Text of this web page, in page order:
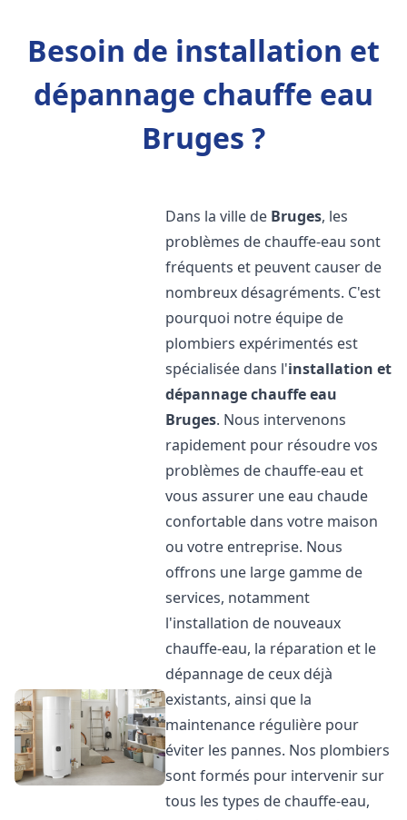
Besoin de installation et
dépannage chauffe eau
Bruges ?
Dans la ville de Bruges, les
problèmes de chauffe-eau sont
fréquents et peuvent causer de
nombreux désagréments. C'est
pourquoi notre équipe de
plombiers expérimentés est
spécialisée dans l'installation et
dépannage chauffe eau
Bruges. Nous intervenons
rapidement pour résoudre vos
problèmes de chauffe-eau et
vous assurer une eau chaude
confortable dans votre maison
ou votre entreprise. Nous
offrons une large gamme de
services, notamment
l'installation de nouveaux
chauffe-eau, la réparation et le
dépannage de ceux déjà
existants, ainsi que la
maintenance régulière pour
éviter les pannes. Nos plombiers
sont formés pour intervenir sur
tous les types de chauffe-eau,